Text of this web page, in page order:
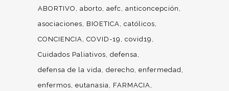
ABORTIVO aborto aefc
anticoncepción
asociaciones
BIOETICA católicos
CONCIENCIA COVID-19
covid19
Cuidados Paliativos defensa
defensa de la vida derecho enfermedad
enfermos eutanasia
FARMACIA